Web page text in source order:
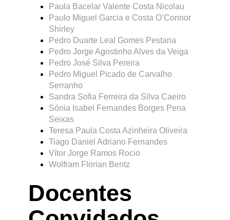
Paula Bacelar Valente Costa Nicolau
Paulo Miguel Garcia e Costa O’Connor
Shirley
Pedro Duarte Leal Gomes Pestana
Pedro Jorge Agostinho Alves da Veiga
Pedro José Silva Pereira
Pedro Miguel Picado de Carvalho
Serranho
Sandra Sofia Ferreira da Silva Caeiro
Sónia Isabel Fernandes Borges Pena
Seixas
Teresa Paula Costa Azinheira Oliveira
Tiago Daniel Adriano Fernandes
Vítor Jorge Ramos Rocio
Wolfram Florian Bentz
Docentes